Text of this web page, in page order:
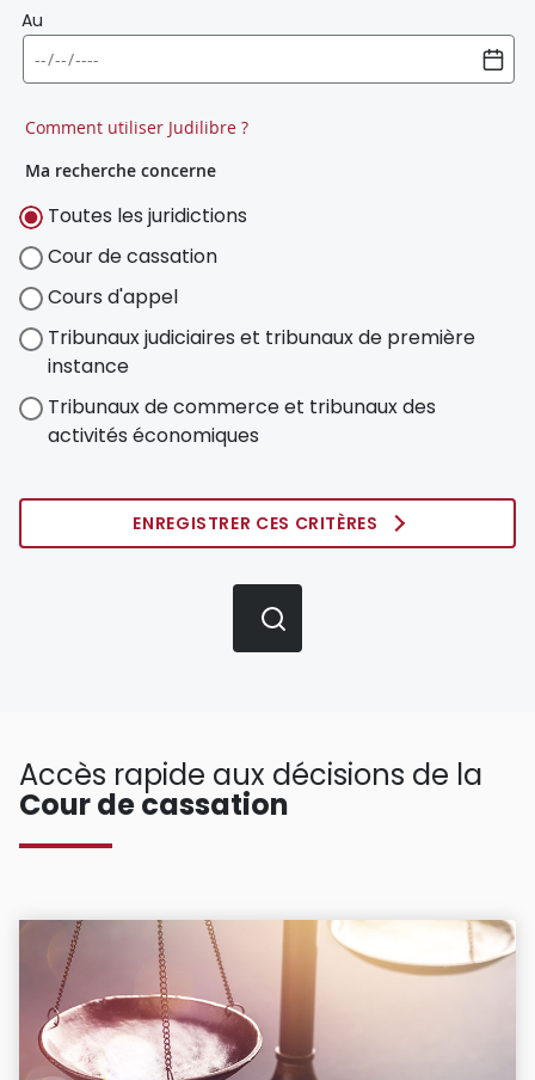
Au
Comment utiliser Judilibre ?
Ma recherche concerne
Toutes les juridictions
Cour de cassation
Cours d'appel
Tribunaux judiciaires et tribunaux de première
instance
Tribunaux de commerce et tribunaux des
activités économiques
ENREGISTRER CES CRITÈRES
Accès rapide aux décisions de la
Cour de cassation